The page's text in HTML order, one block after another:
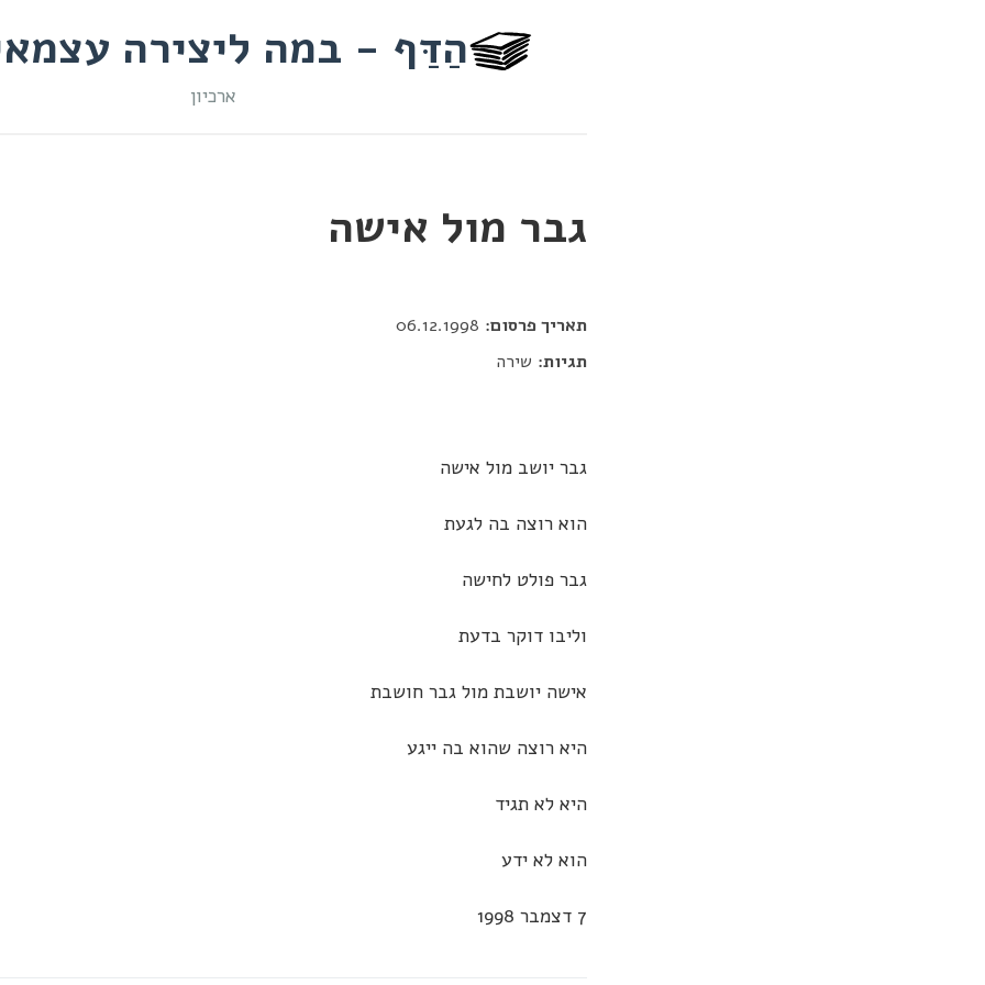
הַדַּף - במה ליצירה
ארכיון
גבר מול אישה
תאריך פרסום:
תגיות: שירה
גבר יושב מול אישה
הוא רוצה בה לגעת
גבר פולט לחישה
וליבו דוקר בדעת
אישה יושבת מול גבר חושבת
היא רוצה שהוא בה ייגע
היא לא תגיד
הוא לא ידע
7 דצמבר 1998